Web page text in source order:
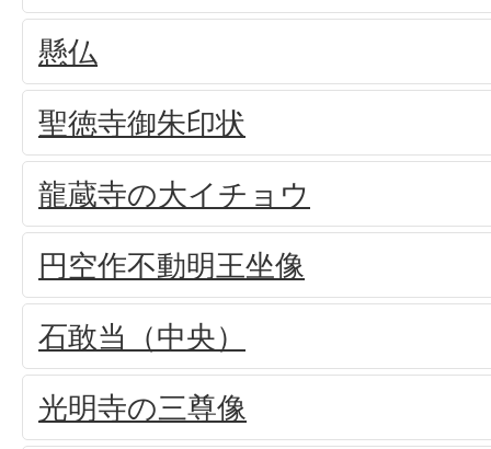
懸仏
聖徳寺御朱印状
龍蔵寺の大イチョウ
円空作不動明王坐像
石敢当（中央）
光明寺の三尊像